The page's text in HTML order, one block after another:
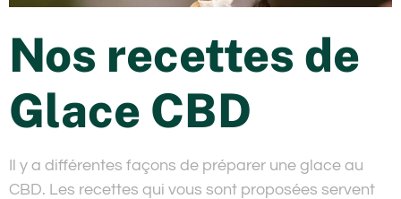
Nos recettes de
Glace CBD
Il y a différentes façons de préparer une glace au
CBD. Les recettes qui vous sont proposées servent